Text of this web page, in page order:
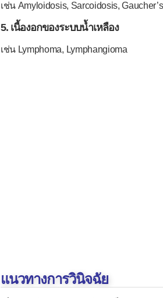
เช่น Amyloidosis, Sarcoidosis,
5. เนื้องอกของระบบน้ำเหลือง
เช่น Lymphoma, Lymphangioma
แนวทางการวินิจฉัย